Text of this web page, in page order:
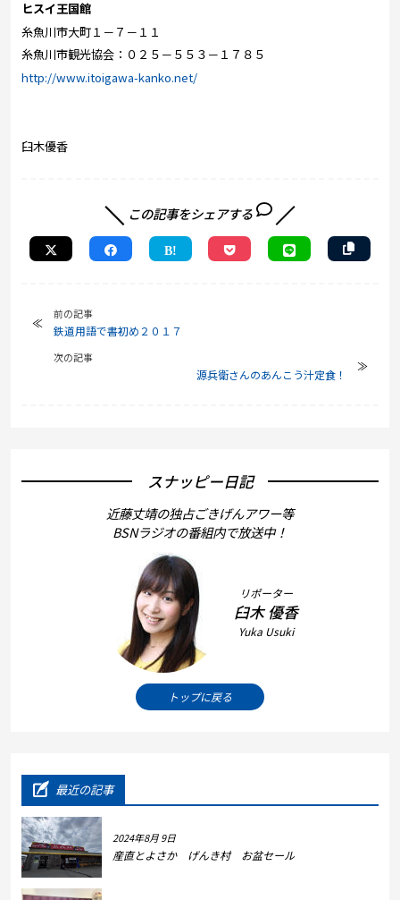
ヒスイ王国館
糸魚川市大町１－７－１１
糸魚川市観光協会：０２５－５５３－１７８５
http://www.itoigawa-kanko.net/
臼木優香
この記事をシェアする
前の記事
鉄道用語で書初め２０１７
次の記事
源兵衛さんのあんこう汁定食！
スナッピー日記
近藤丈靖の独占ごきげんアワー等
BSNラジオの番組内で放送中！
リポーター
臼木 優香
Yuka Usuki
トップに戻る
最近の記事
2024年8月 9日
産直とよさか げんき村 お盆セール